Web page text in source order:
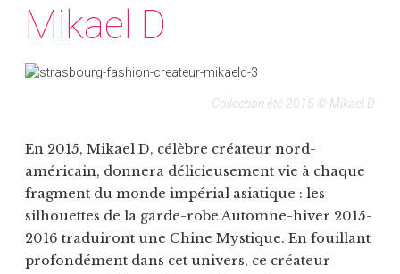
Mikael D
Collection été 2015 © Mikael D
En 2015, Mikael D, célèbre créateur nord-
américain, donnera délicieusement vie à chaque
fragment du monde impérial asiatique : les
silhouettes de la garde-robe Automne-hiver 2015-
2016 traduiront une Chine Mystique. En fouillant
profondément dans cet univers, ce créateur